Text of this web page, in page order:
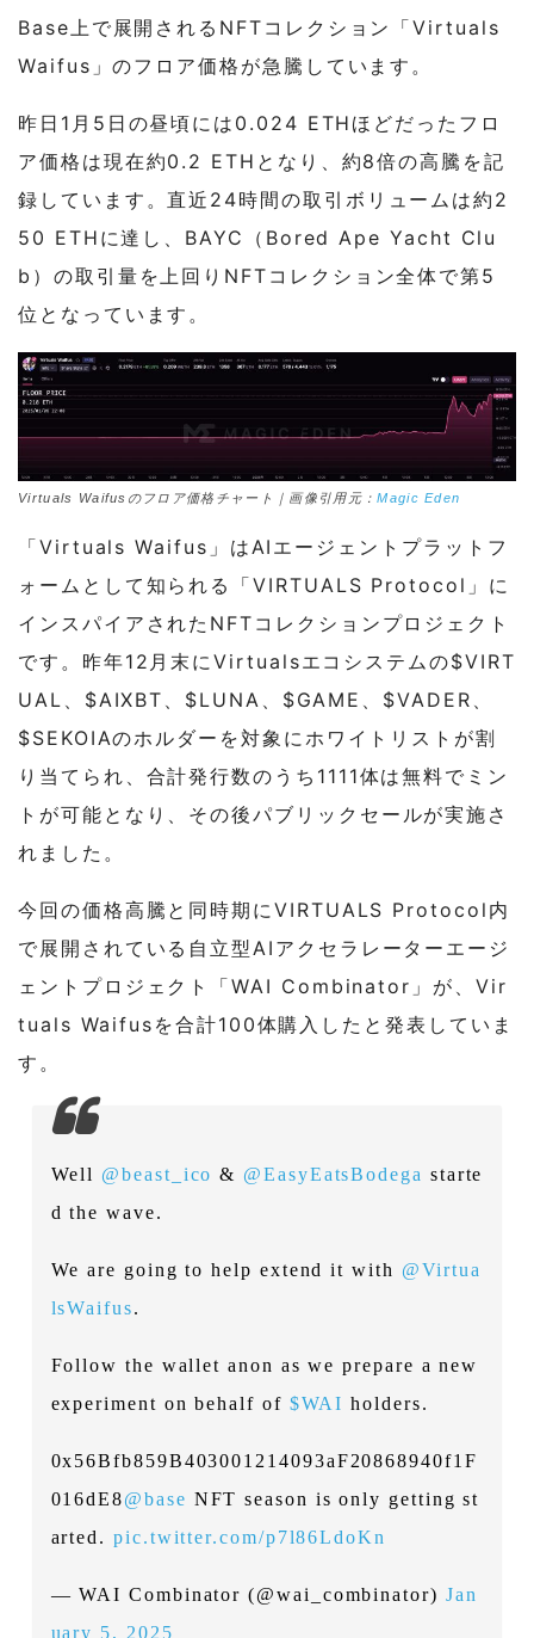
Base上で展開されるNFTコレクション「Virtuals
Waifus」のフロア価格が急騰しています。
昨日1月5日の昼頃には0.024 ETHほどだったフロ
ア価格は現在約0.2 ETHとなり、約8倍の高騰を記
録しています。直近24時間の取引ボリュームは約2
50 ETHに達し、BAYC（Bored Ape Yacht Clu
b）の取引量を上回りNFTコレクション全体で第5
位となっています。
Virtuals Waifusのフロア価格チャート｜画像引用元：Magic Eden
「Virtuals Waifus」はAIエージェントプラットフ
ォームとして知られる「VIRTUALS Protocol」に
インスパイアされたNFTコレクションプロジェクト
です。昨年12月末にVirtualsエコシステムの$VIRT
UAL、$AIXBT、$LUNA、$GAME、$VADER、
$SEKOIAのホルダーを対象にホワイトリストが割
り当てられ、合計発行数のうち1111体は無料でミン
トが可能となり、その後パブリックセールが実施さ
れました。
今回の価格高騰と同時期にVIRTUALS Protocol内
で展開されている自立型AIアクセラレーターエージ
ェントプロジェクト「WAI Combinator」が、Vir
tuals Waifusを合計100体購入したと発表していま
す。
Well @beast_ico & @EasyEatsBodega starte
d the wave.
We are going to help extend it with @Virtua
lsWaifus.
Follow the wallet anon as we prepare a new
experiment on behalf of $WAI holders.
0x56Bfb859B403001214093aF20868940f1F
016dE8@base NFT season is only getting st
arted. pic.twitter.com/p7l86LdoKn
— WAI Combinator (@wai_combinator) Jan
uary 5, 2025